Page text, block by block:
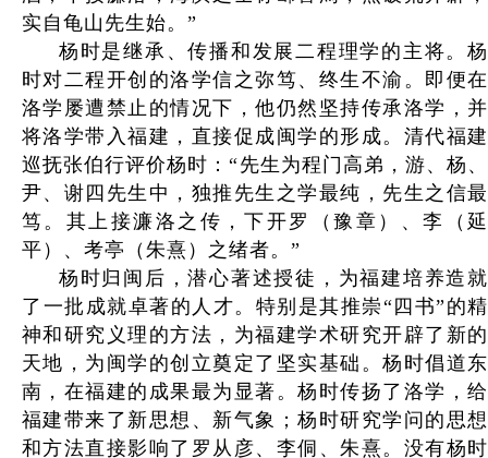
实自龟山先生始。”
杨时是继承、传播和发展二程理学的主将。杨
时对二程开创的洛学信之弥笃、终生不渝。即便在
洛学屡遭禁止的情况下，他仍然坚持传承洛学，并
将洛学带入福建，直接促成闽学的形成。清代福建
巡抚张伯行评价杨时：“先生为程门高弟，游、杨、
尹、谢四先生中，独推先生之学最纯，先生之信最
笃。其上接濂洛之传，下开罗（豫章）、李（延
平）、考亭（朱熹）之绪者。”
杨时归闽后，潜心著述授徒，为福建培养造就
了一批成就卓著的人才。特别是其推崇“四书”的精
神和研究义理的方法，为福建学术研究开辟了新的
天地，为闽学的创立奠定了坚实基础。杨时倡道东
南，在福建的成果最为显著。杨时传扬了洛学，给
福建带来了新思想、新气象；杨时研究学问的思想
和方法直接影响了罗从彦、李侗、朱熹。没有杨时